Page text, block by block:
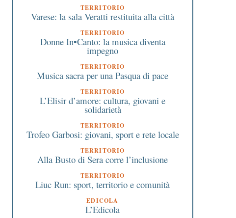
TERRITORIO
Varese: la sala Veratti restituita alla città
TERRITORIO
Donne In•Canto: la musica diventa
impegno
TERRITORIO
Musica sacra per una Pasqua di pace
TERRITORIO
L’Elisir d’amore: cultura, giovani e
solidarietà
TERRITORIO
Trofeo Garbosi: giovani, sport e rete locale
TERRITORIO
Alla Busto di Sera corre l’inclusione
TERRITORIO
Liuc Run: sport, territorio e comunità
EDICOLA
L’Edicola